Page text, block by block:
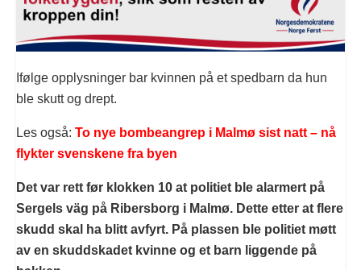
Ifølge opplysninger bar kvinnen på et spedbarn da hun
ble skutt og drept.
Les også: To nye bombeangrep i Malmø sist natt – nå
flykter svenskene fra byen
Det var rett før klokken 10 at politiet ble alarmert på
Sergels väg på Ribersborg i Malmø. Dette etter at flere
skudd skal ha blitt avfyrt. På plassen ble politiet møtt
av en skuddskadet kvinne og et barn liggende på